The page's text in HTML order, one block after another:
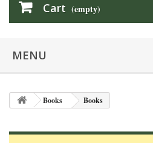
Cart (empty)
MENU
Books Books